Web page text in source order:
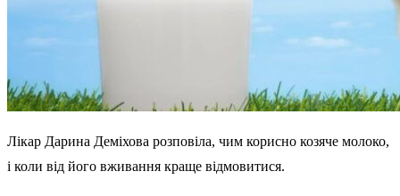
Лікар Дарина Деміхова розповіла, чим корисно козяче молоко,
і коли від його вживання краще відмовитися.